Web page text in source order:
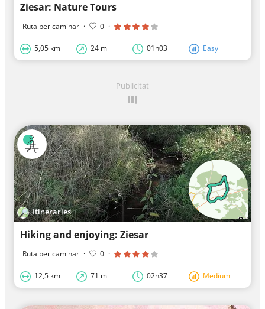
Ziesar: Nature Tours
Ruta per caminar · 0 ·
5,05 km 24 m 01h03 Easy
Publicitat
Itineraries
Hiking and enjoying: Ziesar
Ruta per caminar · 0 ·
12,5 km 71 m 02h37 Medium